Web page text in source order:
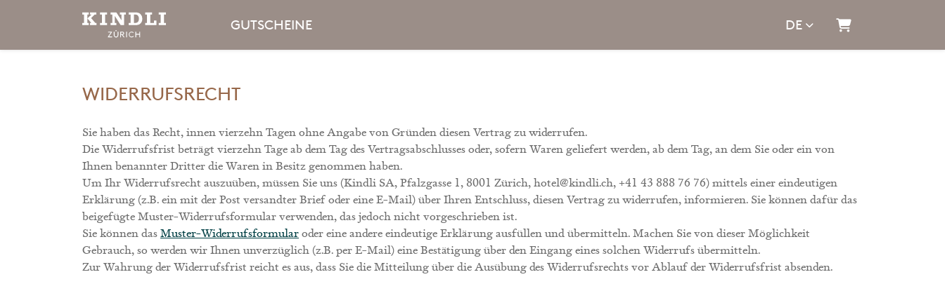
GUTSCHEINE DE
WARENKORB
WIDERRUFSRECHT
Sie haben das Recht, innen vierzehn Tagen ohne Angabe von Gründen diesen Vertrag zu widerrufen.
Die Widerrufsfrist beträgt vierzehn Tage ab dem Tag des Vertragsabschlusses oder, sofern Waren geliefert werden, ab dem Tag, an dem Sie oder ein von
Ihnen benannter Dritter die Waren in Besitz genommen haben.
Um Ihr Widerrufsrecht auszuüben, müssen Sie uns (Kindli SA, Pfalzgasse 1, 8001 Zürich, hotel@kindli.ch, +41 43 888 76 76) mittels einer eindeutigen
Erklärung (z.B. ein mit der Post versandter Brief oder eine E-Mail) über Ihren Entschluss, diesen Vertrag zu widerrufen, informieren. Sie können dafür das
beigefügte Muster-Widerrufsformular verwenden, das jedoch nicht vorgeschrieben ist.
Sie können dasMuster-Widerrufsformularoder eine andere eindeutige Erklärung ausfüllen und übermitteln. Machen Sie von dieser Möglichkeit
Gebrauch, so werden wir Ihnen unverzüglich (z.B. per E-Mail) eine Bestätigung über den Eingang eines solchen Widerrufs übermitteln.
Zur Wahrung der Widerrufsfrist reicht es aus, dass Sie die Mitteilung über die Ausübung des Widerrufsrechts vor Ablauf der Widerrufsfrist absenden.